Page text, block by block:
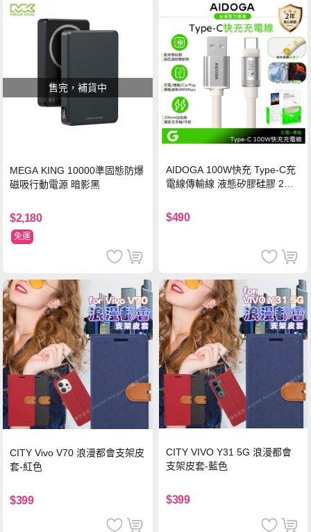
售完，補貨中
MEGA KING 10000準固態防爆
磁吸行動電源 暗影黑
$2,180
免運
AIDOGA 100W快充 Type-C充
電線傳輸線 液態矽膠硅膠 2M
$490
CITY Vivo V70 浪漫都會支架皮
套-紅色
$399
CITY VIVO Y31 5G 浪漫都會
支架皮套-藍色
$399